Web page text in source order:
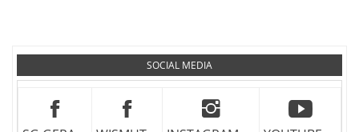
SOCIAL MEDIA